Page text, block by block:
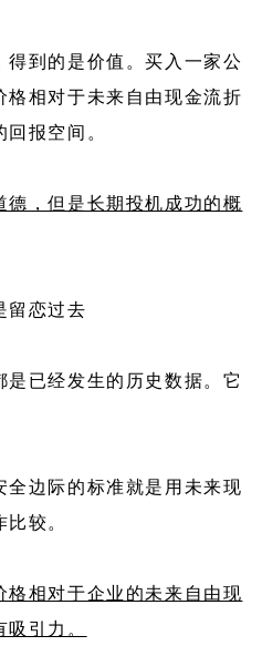
到的是价值。买入一家公
相对于未来自由现金流折
报空间。
，但是长期投机成功的概
留恋过去
已经发生的历史数据。它
全边际的标准就是用未来现
较。
格相对于企业的未来自由现
引力。